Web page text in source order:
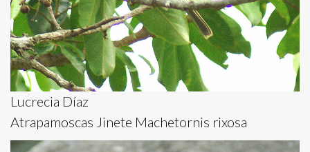
Lucrecia Díaz
Atrapamoscas Jinete Machetornis rixosa